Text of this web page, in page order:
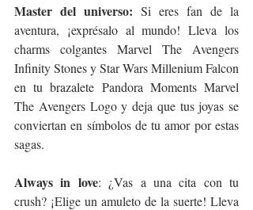
Master del universo: Si eres fan de la
aventura, ¡exprésalo al mundo! Lleva los
charms colgantes Marvel The Avengers
Infinity Stones y Star Wars Millenium Falcon
en tu brazalete Pandora Moments Marvel
The Avengers Logo y deja que tus joyas se
conviertan en símbolos de tu amor por estas
sagas.
Always in love: ¿Vas a una cita con tu
crush? ¡Elige un amuleto de la suerte! Lleva